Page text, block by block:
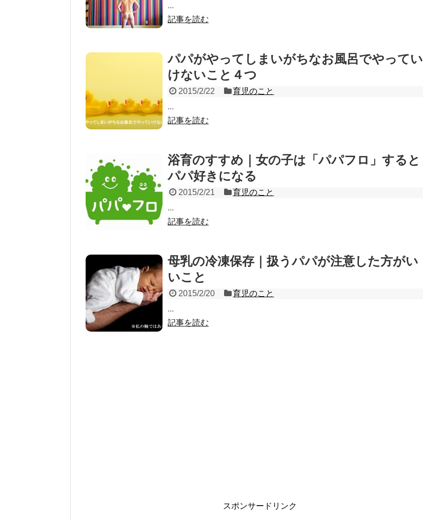
...
記事を読む
パパがやってしまいがちなお風呂でやってい
けないこと４つ
2015/2/22
育児のこと
...
記事を読む
浴育のすすめ｜女の子は「パパフロ」すると
パパ好きになる
2015/2/21
育児のこと
...
記事を読む
母乳の冷凍保存｜扱うパパが注意した方がい
いこと
2015/2/20
育児のこと
...
記事を読む
スポンサードリンク